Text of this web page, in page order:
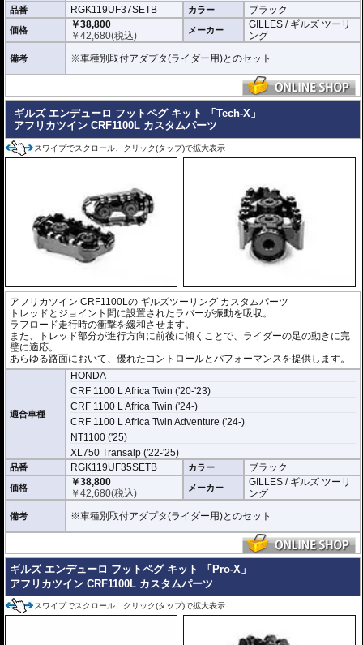
品番 RGK119UF37SETB カラー ブラック
価格
￥38,800
￥42,680(税込) メーカー
GILLES / ギルズ ツーリ
ング
備考 ※車種別取付アダプタ(ライダー用)とのセット
ギルズ エンデューロ フットペグ キット 「Tech-X」
アフリカツイン CRF1100L カスタムパーツ
スワイプでスクロール、クリック(タップ)で拡大表示
アフリカツイン CRF1100Lの ギルズツーリング カスタムパーツ
トレッドとジョイント間に設置されたラバーが振動を吸収。
ラフロード走行時の衝撃を緩和させます。
また、トレッド部分が進行方向に前後に傾くことで、ライダーの足の動きに完
璧に適応。
あらゆる路面において、優れたコントロールとパフォーマンスを提供します。
適合車種
HONDA
CRF 1100 L Africa Twin ('20-'23)
CRF 1100 L Africa Twin ('24-)
CRF 1100 L Africa Twin Adventure ('24-)
NT1100 ('25)
XL750 Transalp ('22-'25)
品番 RGK119UF35SETB カラー ブラック
価格
￥38,800
￥42,680(税込) メーカー
GILLES / ギルズ ツーリ
ング
備考 ※車種別取付アダプタ(ライダー用)とのセット
ギルズ エンデューロ フットペグ キット 「Pro-X」
アフリカツイン CRF1100L カスタムパーツ
スワイプでスクロール、クリック(タップ)で拡大表示